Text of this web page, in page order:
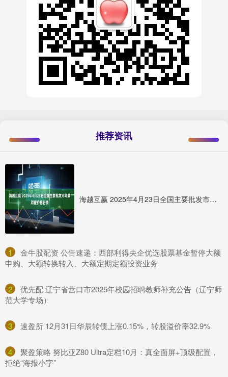
推荐资讯
海越互赢 2025年4月23日全国主要批发市场黄河蜜价格行情
1
​金牛股配资 公告速递：西部利得央企优选股票基金暂停大额
申购、大额转换转入、大额定期定额投资业务
2
​优先配 辽宁省营口市2025年校园招聘教师补充公告（辽宁师
范大学专场）
3 ​速盈所 12月31日华辰转债上涨0.15%，转股溢价率32.9%
4
​聚盈策略 努比亚Z80 Ultra定档10月：真全面屏+顶级配置，
拒绝“海报小字”